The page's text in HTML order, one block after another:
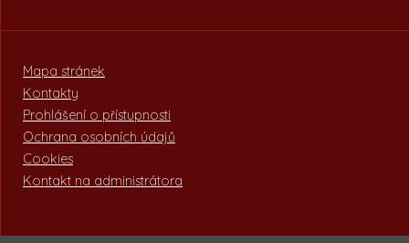
Mapa stránek
Kontakty
Prohlášení o přístupnosti
Ochrana osobních údajů
Cookies
Kontakt na administrátora